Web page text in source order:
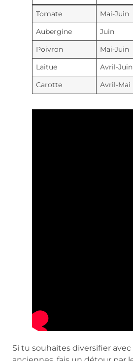
Tomate Mai-Juin
Aubergine
Juin
Poivron
Mai-Juin
Laitue
Avril-Juin
Carotte
Avril-Mai
Si tu souhaites diversifier